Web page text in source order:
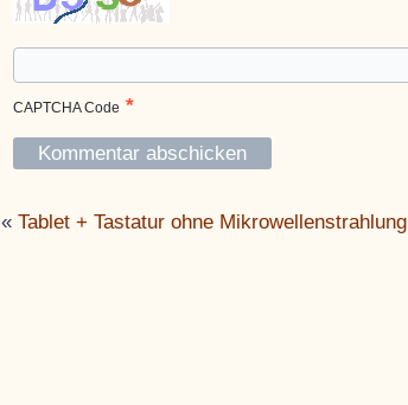
CAPTCHA Code *
« Tablet + Tastatur ohne Mikrowellenstrahlung